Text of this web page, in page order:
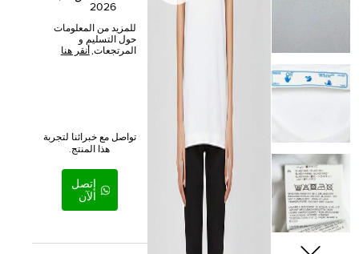
2026
للمزيد من المعلومات
حول التسليم و
المرتجعات, أنقر هنا
تواصل مع خبرائنا لتجربة
هذا المنتج.
إتصل
الآن